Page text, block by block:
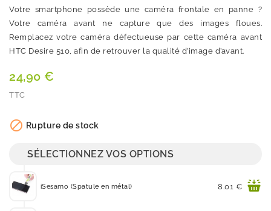
Votre smartphone possède une caméra frontale en panne ?
Votre caméra avant ne capture que des images floues.
Remplacez votre caméra défectueuse par cette caméra avant
HTC Desire 510, afin de retrouver la qualité d’image d’avant.
24,90 €
TTC
 Rupture de stock
SÉLECTIONNEZ VOS OPTIONS
iSesamo (Spatule en métal) Prix
8.01 €